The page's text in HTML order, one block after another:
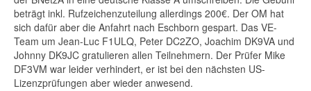
beträgt inkl. Rufzeichenzuteilung allerdings 200€. Der OM hat
sich dafür aber die Anfahrt nach Eschborn gespart. Das VE-
Team um Jean-Luc F1ULQ, Peter DC2ZO, Joachim DK9VA und
Johnny DK9JC gratulieren allen Teilnehmern. Der Prüfer Mike
DF3VM war leider verhindert, er ist bei den nächsten US-
Lizenzprüfungen aber wieder anwesend.